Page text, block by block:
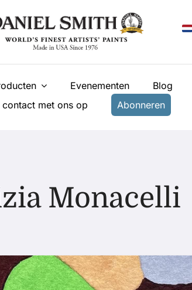
Evenementen Blog
contact met ons op
Abonneren
Monacelli